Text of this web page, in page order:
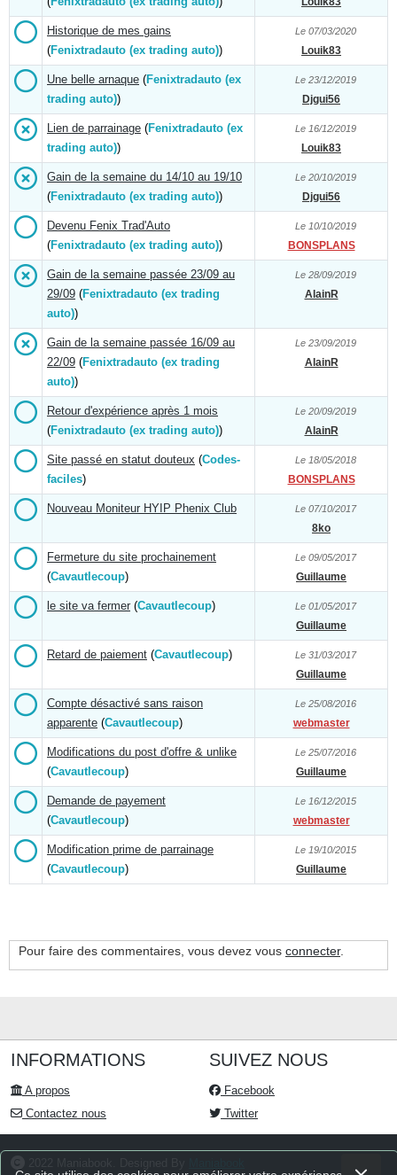
Historique de mes gains
(Fenixtradauto (ex trading auto))
Le 07/03/2020
Louik83
Une belle arnaque (Fenixtradauto (ex
trading auto))
Le 23/12/2019
Djgui56
Lien de parrainage (Fenixtradauto (ex
trading auto))
Le 16/12/2019
Louik83
Gain de la semaine du 14/10 au 19/10
(Fenixtradauto (ex trading auto))
Le 20/10/2019
Djgui56
Devenu Fenix Trad'Auto
(Fenixtradauto (ex trading auto))
Le 10/10/2019
BONSPLANS
Gain de la semaine passée 23/09 au
29/09 (Fenixtradauto (ex trading
auto))
Le 28/09/2019
AlainR
Gain de la semaine passée 16/09 au
22/09 (Fenixtradauto (ex trading
auto))
Le 23/09/2019
AlainR
Retour d'expérience après 1 mois
(Fenixtradauto (ex trading auto))
Le 20/09/2019
AlainR
Site passé en statut douteux (Codes-
faciles)
Le 18/05/2018
BONSPLANS
Nouveau Moniteur HYIP Phenix Club Le 07/10/2017
8ko
Fermeture du site prochainement
(Cavautlecoup)
Le 09/05/2017
Guillaume
le site va fermer (Cavautlecoup) Le 01/05/2017
Guillaume
Retard de paiement (Cavautlecoup) Le 31/03/2017
Guillaume
Compte désactivé sans raison
apparente (Cavautlecoup)
Le 25/08/2016
webmaster
Modifications du post d'offre & unlike
(Cavautlecoup)
Le 25/07/2016
Guillaume
Demande de payement
(Cavautlecoup)
Le 16/12/2015
webmaster
Modification prime de parrainage
(Cavautlecoup)
Le 19/10/2015
Guillaume
Pour faire des commentaires, vous devez vous connecter.
INFORMATIONS
A propos
Contactez nous
SUIVEZ NOUS
Facebook
Twitter